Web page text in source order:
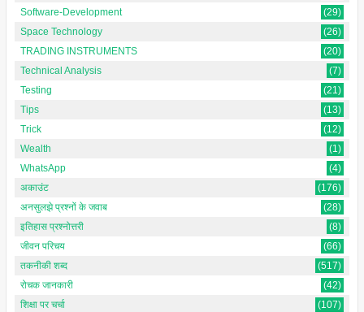
Software-Development
(29)
Space Technology
(26)
TRADING INSTRUMENTS
(20)
Technical Analysis
(7)
Testing
(21)
Tips
(13)
Trick
(12)
Wealth
(1)
WhatsApp
(4)
अकाउंट
(176)
अनसुलझे प्रश्नों के जवाब
(28)
इतिहास प्रश्नोत्तरी
(8)
जीवन परिचय
(66)
तकनीकी शब्द
(517)
रोचक जानकारी
(42)
शिक्षा पर चर्चा
(107)